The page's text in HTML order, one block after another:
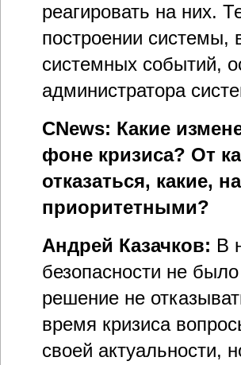
реагировать на них.
построении системы,
системных событий,
администратора
CNews: Какие
фоне кризиса? От
отказаться, какие,
приоритетными?
Андрей Казачков: В
безопасности не
решение не
время кризиса
своей актуальности,